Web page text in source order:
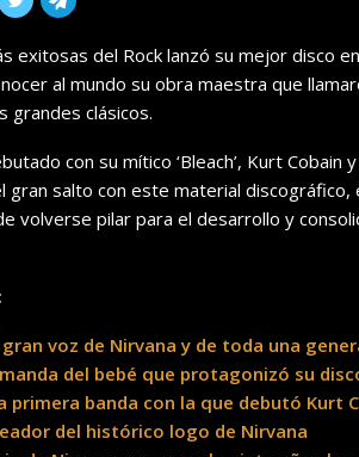
exitosas del Rock lanzó su mejor disco
al mundo su obra maestra que
grandes clásicos.
con su mítico ‘Bleach’, Kurt
gran salto con este material discográfico,
volverse pilar para el desarrollo y
voz de Nirvana y de toda una
del bebé que protagonizó su
primera banda con la que debutó Kurt
del histórico logo de Nirvana